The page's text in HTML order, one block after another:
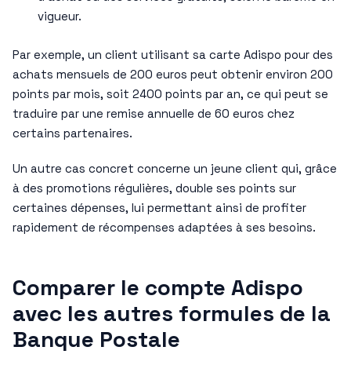
vigueur.
Par exemple, un client utilisant sa carte Adispo pour des
achats mensuels de 200 euros peut obtenir environ 200
points par mois, soit 2400 points par an, ce qui peut se
traduire par une remise annuelle de 60 euros chez
certains partenaires.
Un autre cas concret concerne un jeune client qui, grâce
à des promotions régulières, double ses points sur
certaines dépenses, lui permettant ainsi de profiter
rapidement de récompenses adaptées à ses besoins.
Comparer le compte Adispo
avec les autres formules de la
Banque Postale